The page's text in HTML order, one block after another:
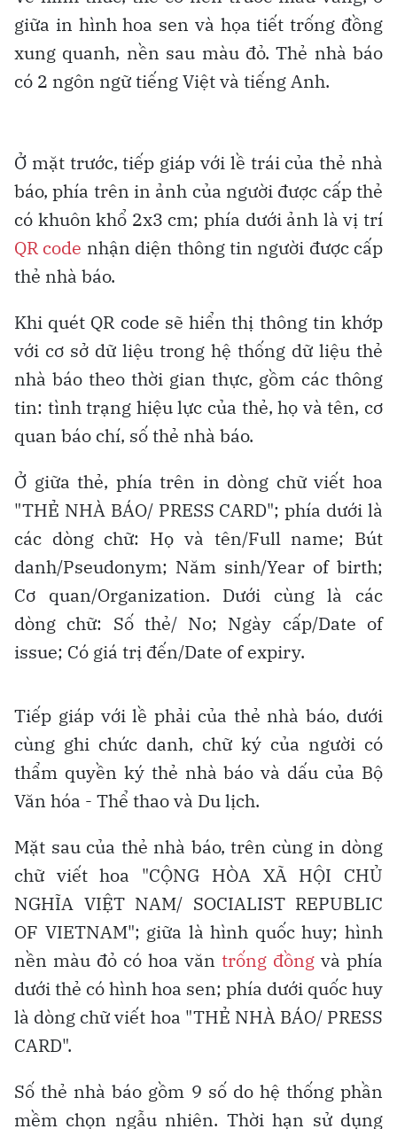
giữa in hình hoa sen và họa tiết trống đồng
xung quanh, nền sau màu đỏ. Thẻ nhà báo
có 2 ngôn ngữ tiếng Việt và tiếng Anh.
Ở mặt trước, tiếp giáp với lề trái của thẻ nhà
báo, phía trên in ảnh của người được cấp thẻ
có khuôn khổ 2x3 cm; phía dưới ảnh là vị trí
QR code nhận diện thông tin người được cấp
thẻ nhà báo.
Khi quét QR code sẽ hiển thị thông tin khớp
với cơ sở dữ liệu trong hệ thống dữ liệu thẻ
nhà báo theo thời gian thực, gồm các thông
tin: tình trạng hiệu lực của thẻ, họ và tên, cơ
quan báo chí, số thẻ nhà báo.
Ở giữa thẻ, phía trên in dòng chữ viết hoa
"THẺ NHÀ BÁO/ PRESS CARD"; phía dưới là
các dòng chữ: Họ và tên/Full name; Bút
danh/Pseudonym; Năm sinh/Year of birth;
Cơ quan/Organization. Dưới cùng là các
dòng chữ: Số thẻ/ No; Ngày cấp/Date of
issue; Có giá trị đến/Date of expiry.
Tiếp giáp với lề phải của thẻ nhà báo, dưới
cùng ghi chức danh, chữ ký của người có
thẩm quyền ký thẻ nhà báo và dấu của Bộ
Văn hóa - Thể thao và Du lịch.
Mặt sau của thẻ nhà báo, trên cùng in dòng
chữ viết hoa "CỘNG HÒA XÃ HỘI CHỦ
NGHĨA VIỆT NAM/ SOCIALIST REPUBLIC
OF VIETNAM"; giữa là hình quốc huy; hình
nền màu đỏ có hoa văn trống đồng và phía
dưới thẻ có hình hoa sen; phía dưới quốc huy
là dòng chữ viết hoa "THẺ NHÀ BÁO/ PRESS
CARD".
Số thẻ nhà báo gồm 9 số do hệ thống phần
mềm chọn ngẫu nhiên. Thời hạn sử dụng